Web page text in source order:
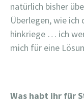
natürlich bisher
Überlegen, wie
hinkriege … ich
mich für eine
Was habt ihr für